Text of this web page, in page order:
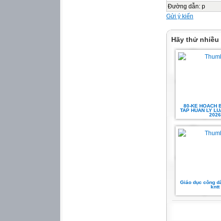
truyền trên hệ
Rất mong các
khai thực hiện
Nơi nhận:
T/M BAN
- Như trên;
PHÓ BÍ THƯ
Đường dẫn: p
Gửi ý kiến
Hãy thử
80-KE HOACH
TAP HUAN LY
2026
Giáo dục công
kntt